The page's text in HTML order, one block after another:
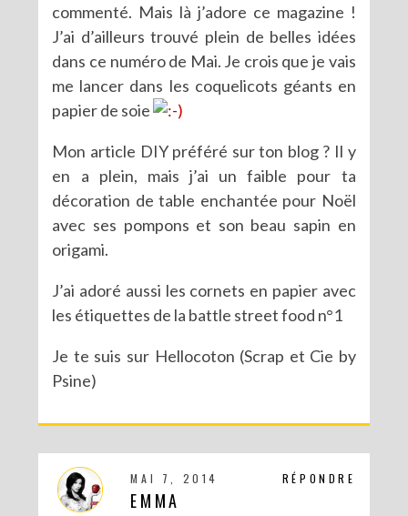
commenté. Mais là j’adore ce magazine !
J’ai d’ailleurs trouvé plein de belles idées
dans ce numéro de Mai. Je crois que je vais
me lancer dans les coquelicots géants en
papier de soie
Mon article DIY préféré sur ton blog ? Il y
en a plein, mais j’ai un faible pour ta
décoration de table enchantée pour Noël
avec ses pompons et son beau sapin en
origami.
J’ai adoré aussi les cornets en papier avec
les étiquettes de la battle street food n°1
Je te suis sur Hellocoton (Scrap et Cie by
Psine)
RÉPONDRE
MAI 7, 2014
EMMA